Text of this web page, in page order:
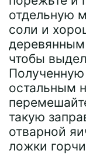
отдельную
соли и
чтобы
Полученную
остальным
такую
отварной
ложки